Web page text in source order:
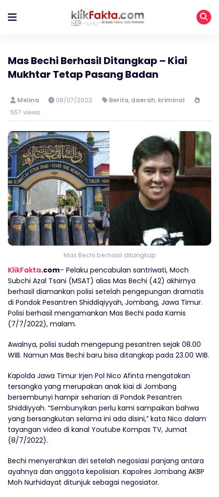
Mas Bechi Berhasil Ditangkap – Kiai
Mukhtar Tetap Pasang Badan
Melina 08/07/2022 Berita, daerah, kriminal
557 views
Mas Bechi berhasil ditangkap
KlikFakta.com– Pelaku pencabulan santriwati, Moch
Subchi Azal Tsani (MSAT) alias Mas Bechi (42) akhirnya
berhasil diamankan polisi setelah pengepungan dramatis
di Pondok Pesantren Shiddiqiyyah, Jombang, Jawa Timur.
Polisi berhasil mengamankan Mas Bechi pada Kamis
(7/7/2022), malam.
Awalnya, polisi sudah mengepung pesantren sejak 08.00
WIB. Namun Mas Bechi baru bisa ditangkap pada 23.00 WIB.
Kapolda Jawa Timur Irjen Pol Nico Afinta mengatakan
tersangka yang merupakan anak kiai di Jombang
bersembunyi hampir seharian di Pondok Pesantren
Shiddiyyah. “Sembunyikan perlu kami sampaikan bahwa
yang bersangkutan selama ini ada disini,” kata Nico dalam
tayangan video di kanal Youtube Kompas TV, Jumat
(8/7/2022).
Bechi menyerahkan diri setelah negosiasi panjang antara
ayahnya dan anggota kepolisian. Kapolres Jombang AKBP
Moh Nurhidayat ditunjuk sebagai negosiator.